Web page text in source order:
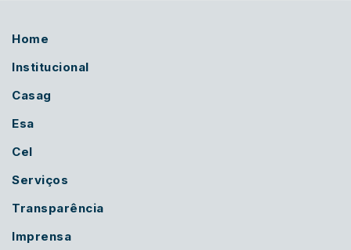
Home
Institucional
Casag
Esa
Cel
Serviços
Transparência
Imprensa